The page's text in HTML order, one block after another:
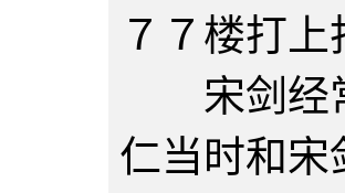
７７楼打
宋剑经常
仁当时和宋